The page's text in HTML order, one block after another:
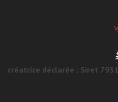
créatrice déclarée : Siret